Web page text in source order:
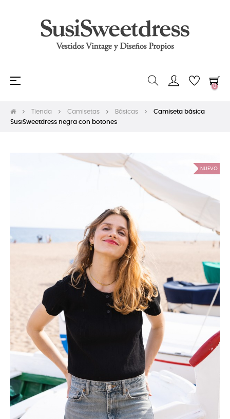
Navegación
☰
0
Tienda Camisetas Básicas
Camiseta básica
SusiSweetdress negra con botones
NUEVO